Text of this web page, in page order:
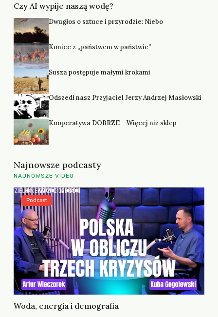
Czy AI wypije naszą wodę?
Dwugłos o sztuce i przyrodzie: Niebo
Koniec z „państwem w państwie”
Susza postępuje małymi krokami
Odszedł nasz Przyjaciel Jerzy Andrzej Masłowski
Kooperatywa DOBRZE – Więcej niż sklep
Najnowsze podcasty
NAJNOWSZE VIDEO
Woda, energia i demografia
Podcast